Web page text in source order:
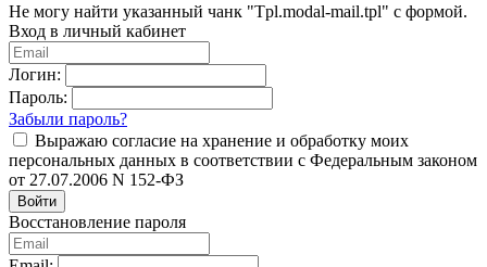
Не могу найти указанный чанк "Tpl.modal-mail.tpl" с формой.
Вход в личный кабинет
Логин:
Пароль:
Забыли пароль?
Выражаю согласие на хранение и обработку моих
персональных данных в соответствии с Федеральным законом
от 27.07.2006 N 152-ФЗ
Войти
Восстановление пароля